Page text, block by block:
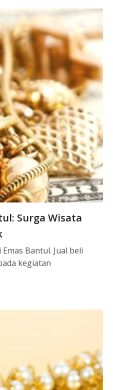
Surga Wisata
Bantul. Jual beli
kegiatan